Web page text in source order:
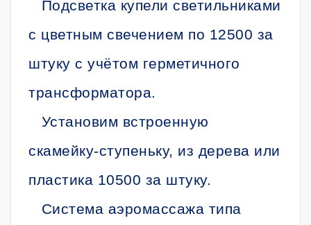
Подсветка купели светильниками
с цветным свечением по 12500 за
штуку с учётом герметичного
трансформатора.
Установим встроенную
скамейку-ступеньку, из дерева или
пластика 10500 за штуку.
Система аэромассажа типа